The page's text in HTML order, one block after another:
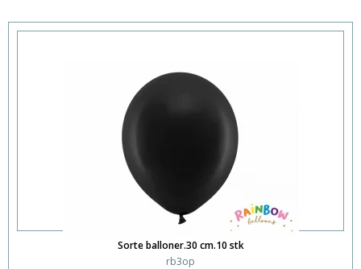
Sorte balloner.30 cm.10 stk
rb3op